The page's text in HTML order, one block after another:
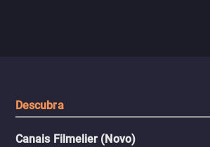
Descubra
Canais Filmelier (Novo)